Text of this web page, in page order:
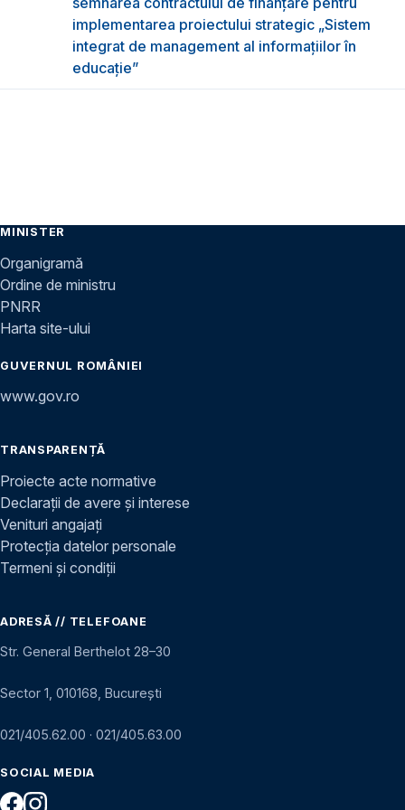
implementarea proiectului strategic „Sistem
integrat de management al informațiilor în
educație”
MINISTER
Organigramă
Ordine de ministru
PNRR
Harta site-ului
GUVERNUL ROMÂNIEI
www.gov.ro
TRANSPARENȚĂ
Proiecte acte normative
Declarații de avere și interese
Venituri angajați
Protecția datelor personale
Termeni și condiții
ADRESĂ // TELEFOANE
Str. General Berthelot 28–30
Sector 1, 010168, București
021/405.62.00 · 021/405.63.00
SOCIAL MEDIA